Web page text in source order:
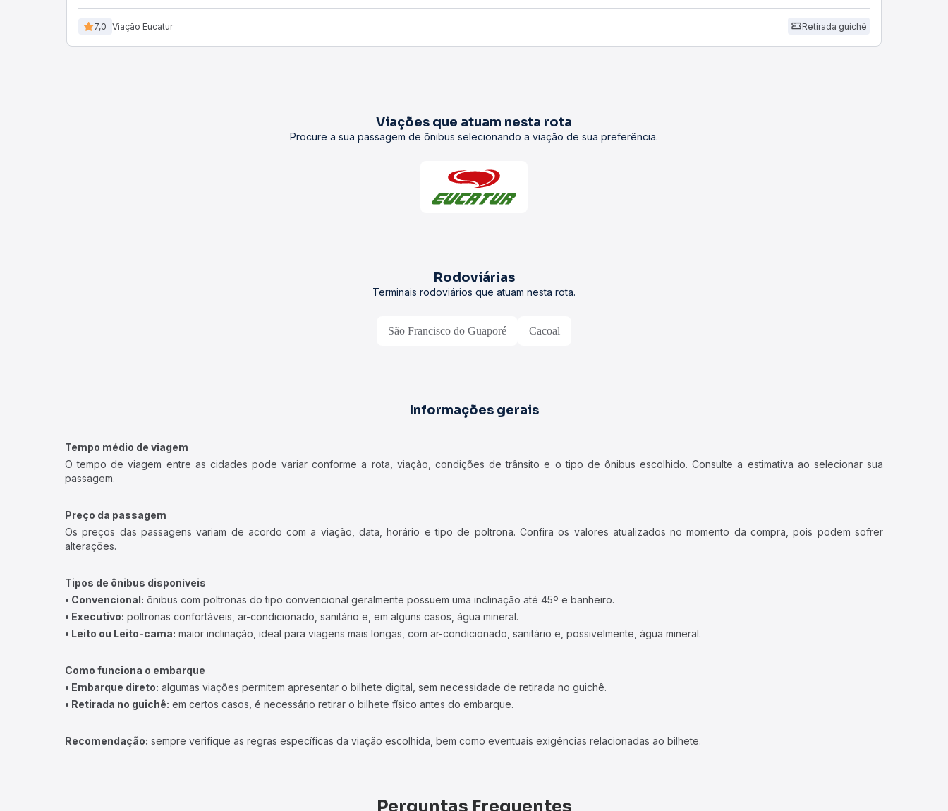
7,0 Viação Eucatur Retirada guichê
Viações que atuam nesta rota
Procure a sua passagem de ônibus selecionando a viação de sua preferência.
Rodoviárias
Terminais rodoviários que atuam nesta rota.
São Francisco do Guaporé Cacoal
Informações gerais
Tempo médio de viagem
O tempo de viagem entre as cidades pode variar conforme a rota, viação, condições de trânsito e o tipo de ônibus escolhido. Consulte a estimativa ao selecionar sua
passagem.
Preço da passagem
Os preços das passagens variam de acordo com a viação, data, horário e tipo de poltrona. Confira os valores atualizados no momento da compra, pois podem sofrer
alterações.
Tipos de ônibus disponíveis
• Convencional: ônibus com poltronas do tipo convencional geralmente possuem uma inclinação até 45º e banheiro.
• Executivo: poltronas confortáveis, ar-condicionado, sanitário e, em alguns casos, água mineral.
• Leito ou Leito-cama: maior inclinação, ideal para viagens mais longas, com ar-condicionado, sanitário e, possivelmente, água mineral.
Como funciona o embarque
• Embarque direto: algumas viações permitem apresentar o bilhete digital, sem necessidade de retirada no guichê.
• Retirada no guichê: em certos casos, é necessário retirar o bilhete físico antes do embarque.
Recomendação: sempre verifique as regras específicas da viação escolhida, bem como eventuais exigências relacionadas ao bilhete.
Perguntas Frequentes